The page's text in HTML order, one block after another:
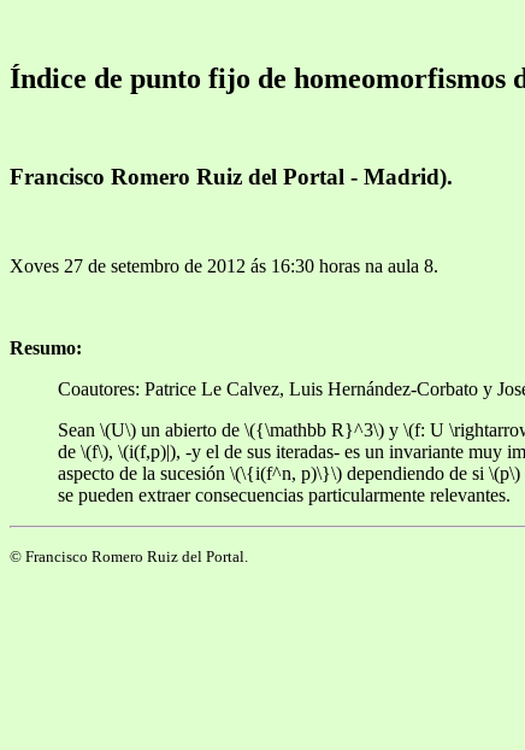
Índice de punto fijo de homeomorfismos
Francisco Romero Ruiz del Portal - Madrid).
Xoves 27 de setembro de 2012 ás 16:30 horas na aula 8.
Resumo:
Coautores: Patrice Le Calvez, Luis Hernández-Corbato y
Sean \(U\) un abierto de \({\mathbb R}^3\) y \(f: U
de \(f\), \(i(f,p)|), -y el de sus iteradas- es un invariante muy
aspecto de la sucesión \(\{i(f^n, p)\}\) dependiendo de si
se pueden extraer consecuencias particularmente relevantes.
© Francisco Romero Ruiz del Portal.